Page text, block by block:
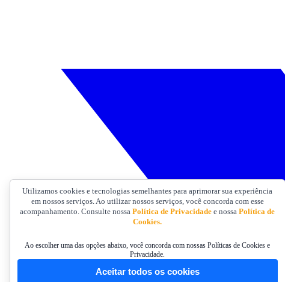
Utilizamos cookies e tecnologias semelhantes para aprimorar sua experiência
em nossos serviços. Ao utilizar nossos serviços, você concorda com esse
acompanhamento. Consulte nossaPolítica de Privacidade e nossaPolítica de
Cookies.
Ao escolher uma das opções abaixo, você concorda com nossas Políticas de Cookies e
Privacidade.
Aceitar todos os cookies